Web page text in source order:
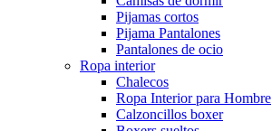
Pijamas cortos
Pijama Pantalones
Pantalones de ocio
Ropa interior
Chalecos
Ropa Interior para Hombre
Calzoncillos boxer